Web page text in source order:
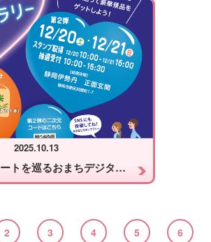
2025.10.13
【実施報告】ハートを巡るおまちデジタルスタンプラリー ハートを巡って豪華景品をGET！
2 3 4 5 6